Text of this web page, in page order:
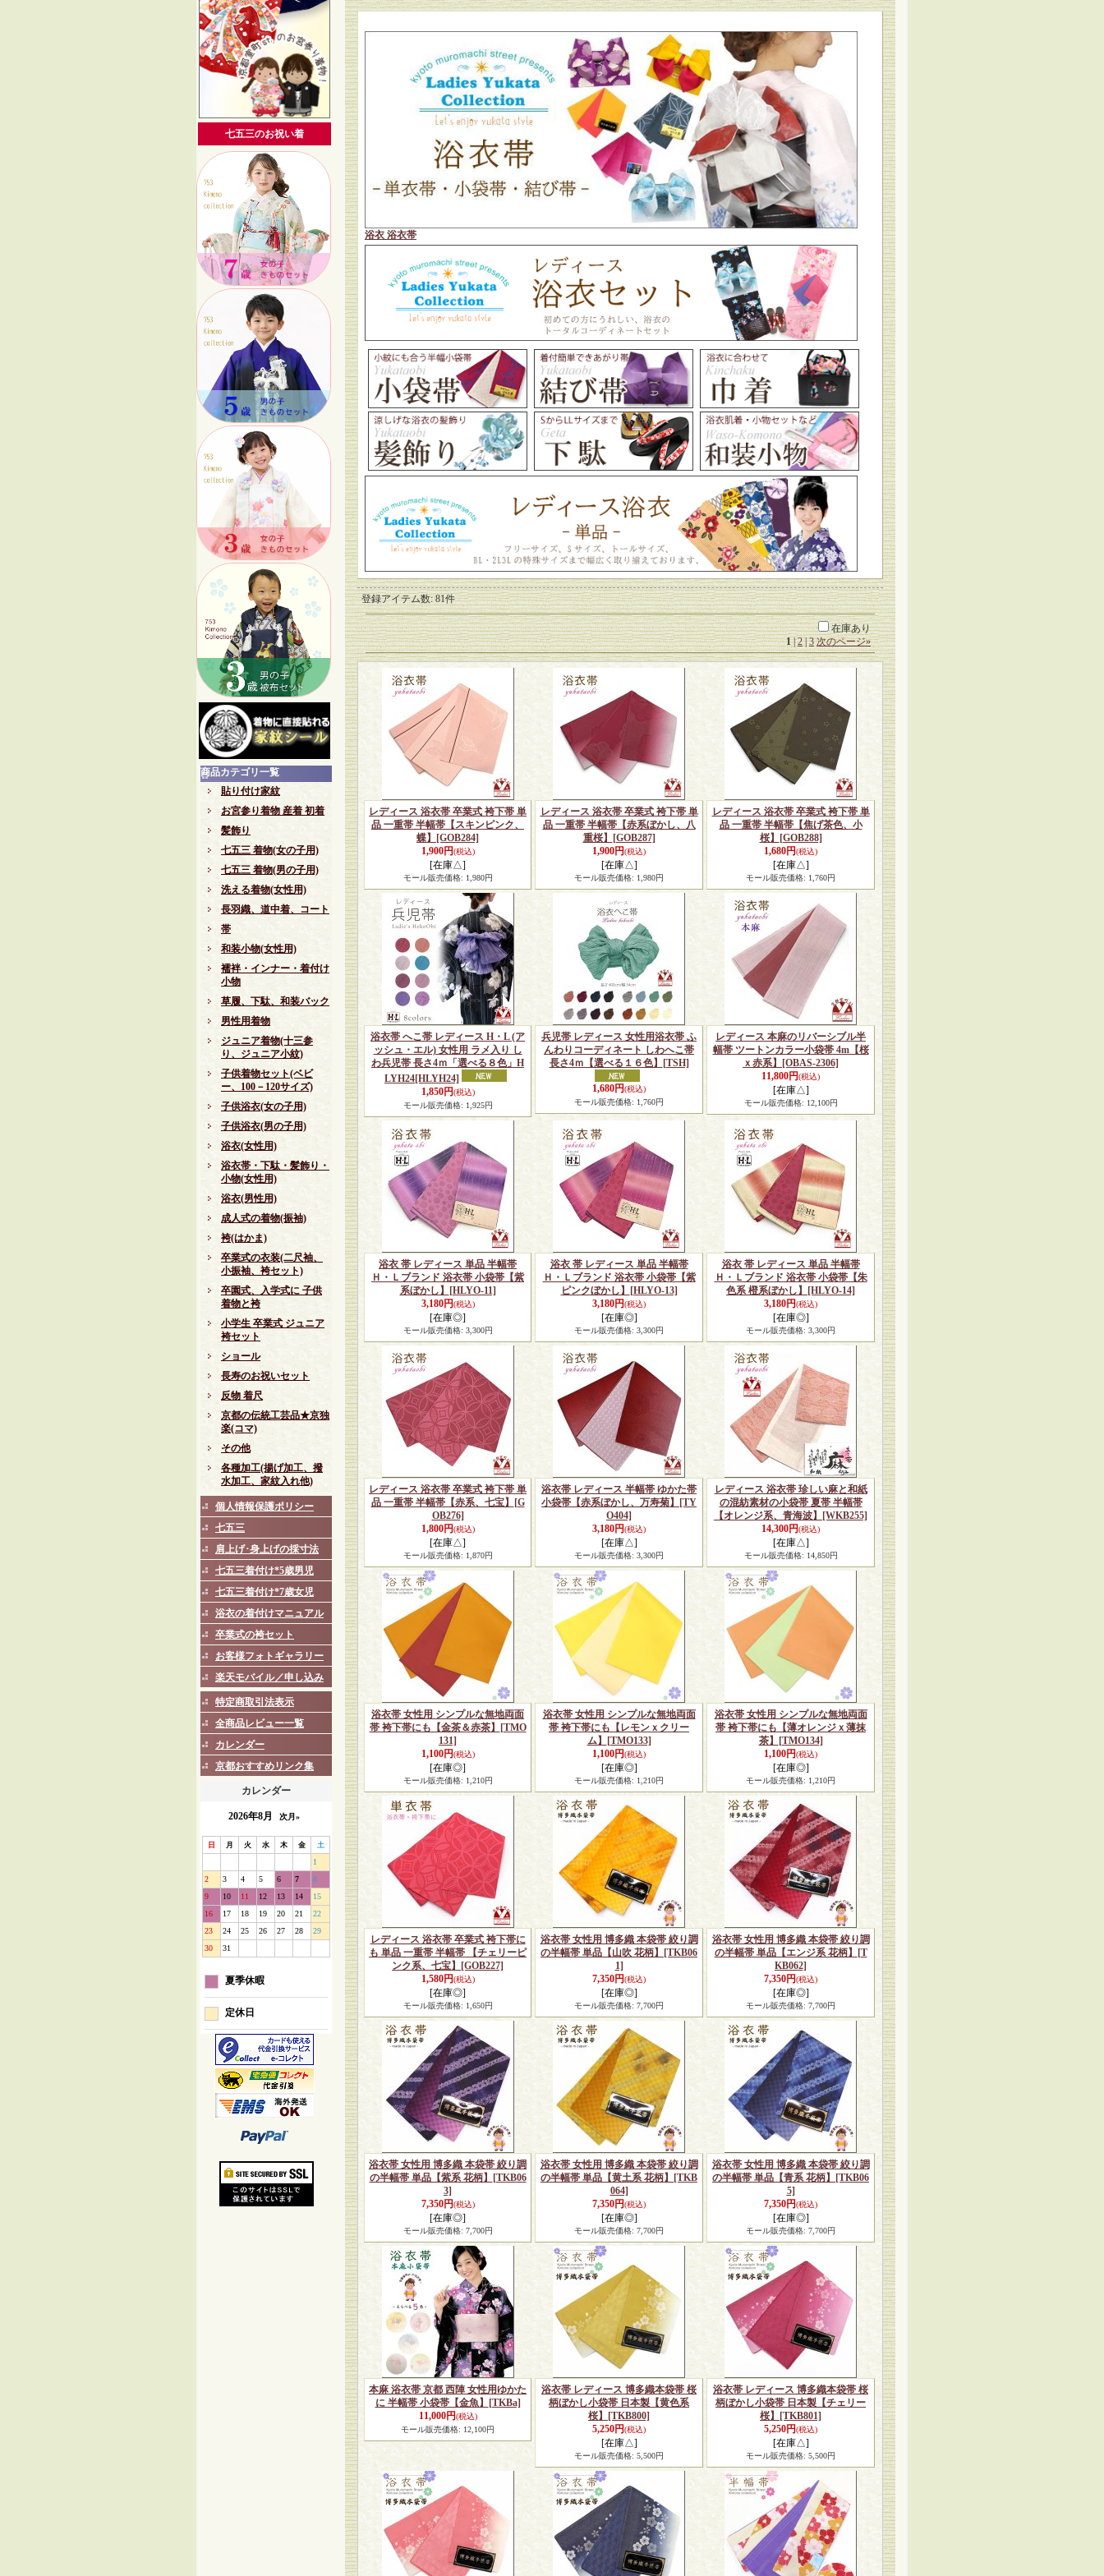
七五三のお祝い着
商品カテゴリ一覧
貼り付け家紋
お宮参り着物 産着 初着
髪飾り
七五三 着物(女の子用)
七五三 着物(男の子用)
洗える着物(女性用)
長羽織、道中着、コート
帯
和装小物(女性用)
襦袢・インナー・着付け
小物
草履、下駄、和装バック
男性用着物
ジュニア着物(十三参
り、ジュニア小紋)
子供着物セット(ベビ
ー、100－120サイズ)
子供浴衣(女の子用)
子供浴衣(男の子用)
浴衣(女性用)
浴衣帯・下駄・髪飾り・
小物(女性用)
浴衣(男性用)
成人式の着物(振袖)
袴(はかま)
卒業式の衣装(二尺袖、
小振袖、袴セット)
卒園式、入学式に 子供
着物と袴
小学生 卒業式 ジュニア
袴セット
ショール
長寿のお祝いセット
反物 着尺
京都の伝統工芸品★京独
楽(コマ)
その他
各種加工(揚げ加工、撥
水加工、家紋入れ他)
個人情報保護ポリシー
七五三
肩上げ･身上げの採寸法
七五三着付け*5歳男児
七五三着付け*7歳女児
浴衣の着付けマニュアル
卒業式の袴セット
お客様フォトギャラリー
楽天モバイル／申し込み
特定商取引法表示
全商品レビュー一覧
カレンダー
京都おすすめリンク集
カレンダー
2026年8月 次月»
日 月 火 水 木 金 土
1
2
3 4 5 6 7
8
9
10 11 12 13 14
15
16
17 18 19 20 21
22
23
24 25 26 27 28
29
30
31
夏季休暇
定休日
浴衣 浴衣帯
登録アイテム数:81件
在庫あり
1|2|3 次のページ»
レディース 浴衣帯 卒業式 袴下帯 単
品 一重帯 半幅帯【スキンピンク、
蝶】
[GOB284]
1,900円(税込)
[在庫△]
モール販売価格: 1,980円
レディース 浴衣帯 卒業式 袴下帯 単
品 一重帯 半幅帯【赤系ぼかし、八
重桜】
[GOB287]
1,900円(税込)
[在庫△]
モール販売価格: 1,980円
レディース 浴衣帯 卒業式 袴下帯 単
品 一重帯 半幅帯【焦げ茶色、小
桜】
[GOB288]
1,680円(税込)
[在庫△]
モール販売価格: 1,760円
浴衣帯 へこ帯 レディース H・L (ア
ッシュ・エル) 女性用 ラメ入り し
わ兵児帯 長さ4ｍ「選べる８色」H
LYH24[HLYH24]
1,850円(税込)
モール販売価格: 1,925円
兵児帯 レディース 女性用浴衣帯 ふ
んわりコーディネート しわへこ帯
長さ4ｍ【選べる１６色】
[TSH]
1,680円(税込)
モール販売価格: 1,760円
レディース 本麻のリバーシブル半
幅帯 ツートンカラー小袋帯 4m【桜
ｘ赤系】
[OBAS-2306]
11,800円(税込)
[在庫△]
モール販売価格: 12,100円
浴衣 帯 レディース 単品 半幅帯
Ｈ・Ｌブランド 浴衣帯 小袋帯【紫
系ぼかし】
[HLYO-11]
3,180円(税込)
[在庫◎]
モール販売価格: 3,300円
浴衣 帯 レディース 単品 半幅帯
Ｈ・Ｌブランド 浴衣帯 小袋帯【紫
ピンクぼかし】
[HLYO-13]
3,180円(税込)
[在庫◎]
モール販売価格: 3,300円
浴衣 帯 レディース 単品 半幅帯
Ｈ・Ｌブランド 浴衣帯 小袋帯【朱
色系 橙系ぼかし】
[HLYO-14]
3,180円(税込)
[在庫◎]
モール販売価格: 3,300円
レディース 浴衣帯 卒業式 袴下帯 単
品 一重帯 半幅帯【赤系、七宝】
[G
OB276]
1,800円(税込)
[在庫△]
モール販売価格: 1,870円
浴衣帯 レディース 半幅帯 ゆかた帯
小袋帯【赤系ぼかし、万寿菊】
[TY
O404]
3,180円(税込)
[在庫△]
モール販売価格: 3,300円
レディース 浴衣帯 珍しい麻と和紙
の混紡素材の小袋帯 夏帯 半幅帯
【オレンジ系、青海波】
[WKB255]
14,300円(税込)
[在庫△]
モール販売価格: 14,850円
浴衣帯 女性用 シンプルな無地両面
帯 袴下帯にも【金茶＆赤茶】
[TMO
131]
1,100円(税込)
[在庫◎]
モール販売価格: 1,210円
浴衣帯 女性用 シンプルな無地両面
帯 袴下帯にも【レモンｘクリー
ム】
[TMO133]
1,100円(税込)
[在庫◎]
モール販売価格: 1,210円
浴衣帯 女性用 シンプルな無地両面
帯 袴下帯にも【薄オレンジｘ薄抹
茶】
[TMO134]
1,100円(税込)
[在庫◎]
モール販売価格: 1,210円
レディース 浴衣帯 卒業式 袴下帯に
も 単品 一重帯 半幅帯 【チェリーピ
ンク系、七宝】
[GOB227]
1,580円(税込)
[在庫◎]
モール販売価格: 1,650円
浴衣帯 女性用 博多織 本袋帯 絞り調
の半幅帯 単品【山吹 花柄】
[TKB06
1]
7,350円(税込)
[在庫◎]
モール販売価格: 7,700円
浴衣帯 女性用 博多織 本袋帯 絞り調
の半幅帯 単品【エンジ系 花柄】
[T
KB062]
7,350円(税込)
[在庫◎]
モール販売価格: 7,700円
浴衣帯 女性用 博多織 本袋帯 絞り調
の半幅帯 単品【紫系 花柄】
[TKB06
3]
7,350円(税込)
[在庫◎]
モール販売価格: 7,700円
浴衣帯 女性用 博多織 本袋帯 絞り調
の半幅帯 単品【黄土系 花柄】
[TKB
064]
7,350円(税込)
[在庫◎]
モール販売価格: 7,700円
浴衣帯 女性用 博多織 本袋帯 絞り調
の半幅帯 単品【青系 花柄】
[TKB06
5]
7,350円(税込)
[在庫◎]
モール販売価格: 7,700円
本麻 浴衣帯 京都 西陣 女性用ゆかた
に 半幅帯 小袋帯【金魚】
[TKBa]
11,000円(税込)
モール販売価格: 12,100円
浴衣帯 レディース 博多織本袋帯 桜
柄ぼかし小袋帯 日本製【黄色系
桜】
[TKB800]
5,250円(税込)
[在庫△]
モール販売価格: 5,500円
浴衣帯 レディース 博多織本袋帯 桜
柄ぼかし小袋帯 日本製【チェリー
桜】
[TKB801]
5,250円(税込)
[在庫△]
モール販売価格: 5,500円